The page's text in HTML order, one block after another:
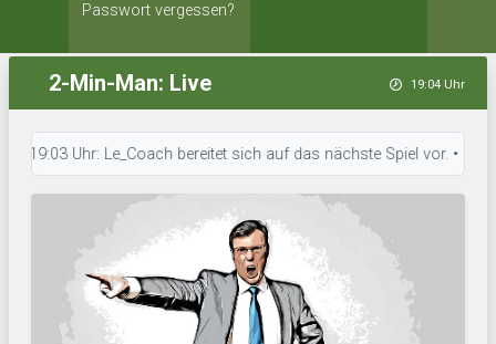
Passwort vergessen?
2-Min-Man: Live 19:04 Uhr
Uhr: Le_Coach bereitet sich auf das nächste Spiel vor. • 19:03